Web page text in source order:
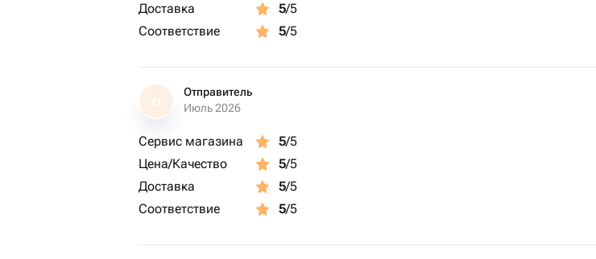
Доставка
5/5
Соответствие
5/5
О
Отправитель
Июль 2026
Сервис магазина 5/5
Цена/Качество
5/5
Доставка
5/5
Соответствие
5/5